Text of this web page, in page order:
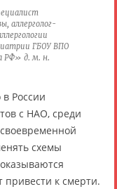
аллерголог-
ГБОУ ВПО
РФ» д. м. н.
России
с НАО, среди
схемы
к смерти.